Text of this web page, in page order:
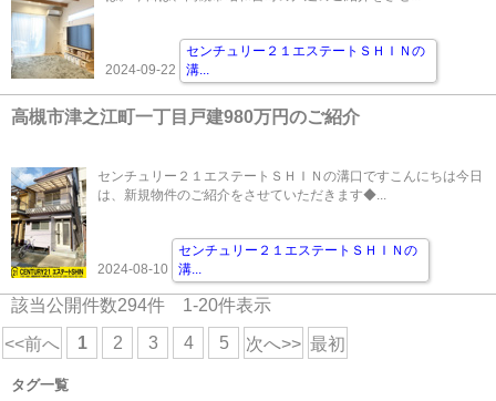
2024-09-22
センチュリー２１エステートＳＨＩＮの
溝...
高槻市津之江町一丁目戸建980万円のご紹介
センチュリー２１エステートＳＨＩＮの溝口ですこんにちは今日
は、新規物件のご紹介をさせていただきます◆...
2024-08-10
センチュリー２１エステートＳＨＩＮの
溝...
該当公開件数294件 1-20件表示
<<前へ 1 2 3 4 5 次へ>> 最初
タグ一覧